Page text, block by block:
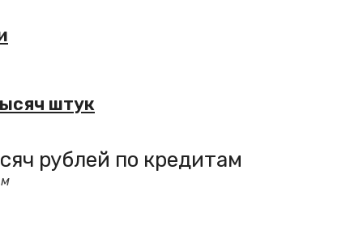
штук
рублей по кредитам